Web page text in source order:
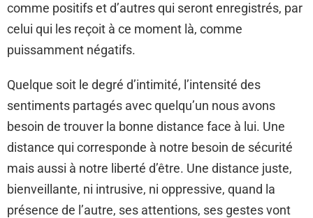
comme positifs et d’autres qui seront enregistrés, par
celui qui les reçoit à ce moment là, comme
puissamment négatifs.
Quelque soit le degré d’intimité, l’intensité des
sentiments partagés avec quelqu’un nous avons
besoin de trouver la bonne distance face à lui. Une
distance qui corresponde à notre besoin de sécurité
mais aussi à notre liberté d’être. Une distance juste,
bienveillante, ni intrusive, ni oppressive, quand la
présence de l’autre, ses attentions, ses gestes vont